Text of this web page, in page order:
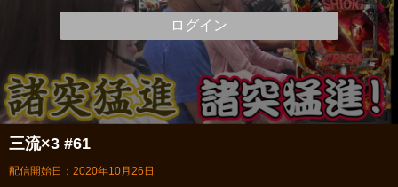
ログイン
三流×3 #61
配信開始日：2020年10月26日